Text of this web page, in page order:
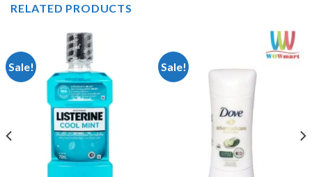
RELATED PRODUCTS
Sale! Sale!